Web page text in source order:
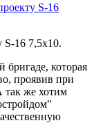
S-16
S-16 7,5х10.
бригаде, которая
проявив при
так же хотим